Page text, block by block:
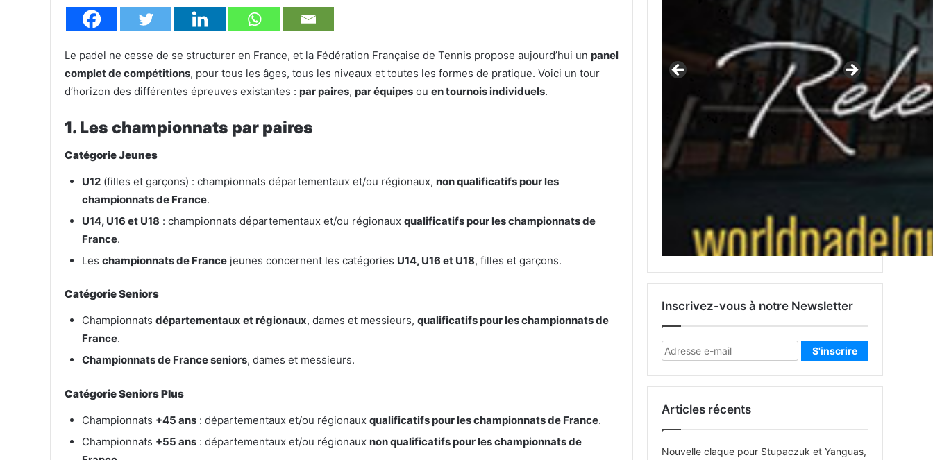
Le padel ne cesse de se structurer en France, et la Fédération Française de Tennis propose aujourd’hui un panel
complet de compétitions, pour tous les âges, tous les niveaux et toutes les formes de pratique. Voici un tour
d’horizon des différentes épreuves existantes : par paires, par équipes ou en tournois individuels.
1. Les championnats par paires
Catégorie Jeunes
U12 (filles et garçons) : championnats départementaux et/ou régionaux, non qualificatifs pour les
championnats de France.
U14, U16 et U18 : championnats départementaux et/ou régionaux qualificatifs pour les championnats de
France.
Les championnats de France jeunes concernent les catégories U14, U16 et U18, filles et garçons.
Catégorie Seniors
Championnats départementaux et régionaux, dames et messieurs, qualificatifs pour les championnats de
France.
Championnats de France seniors, dames et messieurs.
Catégorie Seniors Plus
Championnats +45 ans : départementaux et/ou régionaux qualificatifs pour les championnats de France.
Championnats +55 ans : départementaux et/ou régionaux non qualificatifs pour les championnats de
Inscrivez-vous à notre Newsletter
Articles récents
Nouvelle claque pour Stupaczuk et Yanguas,